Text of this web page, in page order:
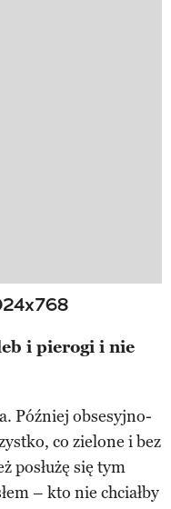
i pierogi i nie
Później obsesyjno-
co zielone i bez
posłużę się tym
– kto nie chciałby